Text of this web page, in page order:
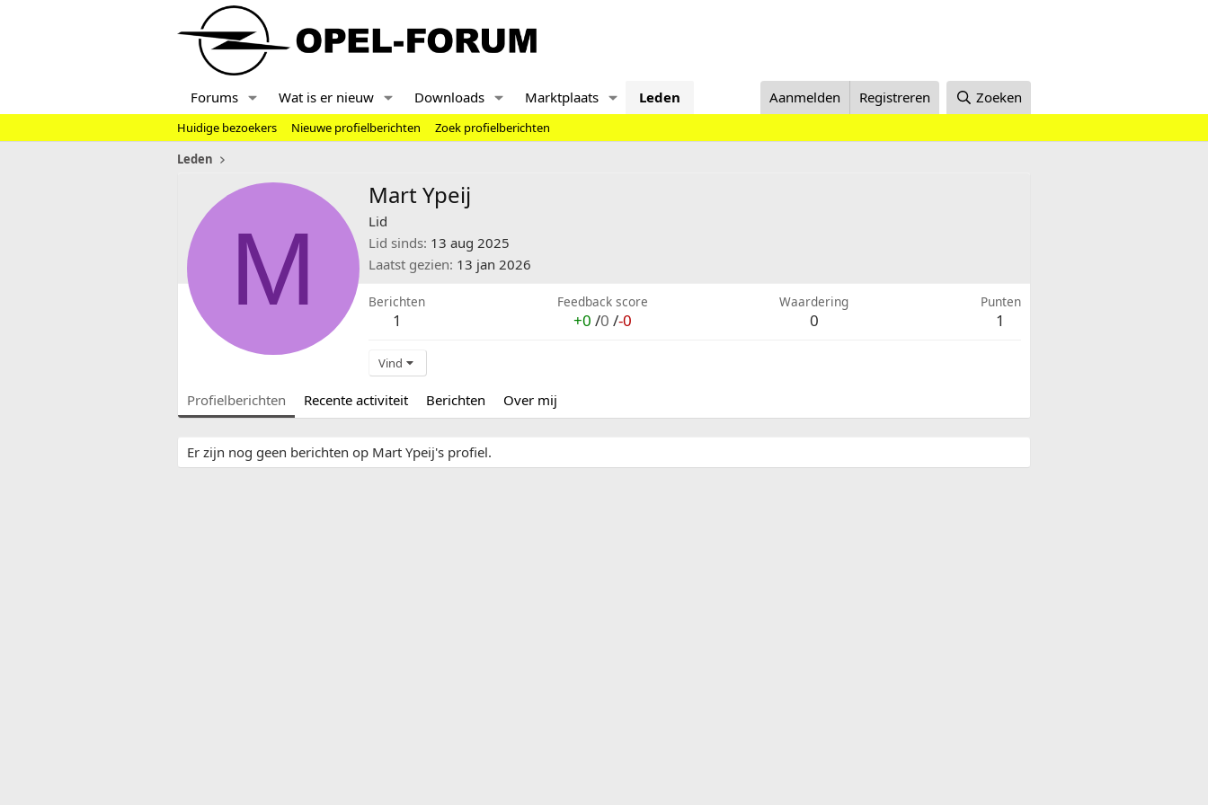
Forums Wat is er nieuw Downloads Marktplaats Leden Aanmelden Registreren Zoeken
Huidige bezoekers Nieuwe profielberichten
Zoek profielberichten
Leden
M
Mart Ypeij
Lid
Lid sinds 13 aug 2025
Laatst gezien 13 jan 2026
Berichten
1
Feedback score
+0 /0 /-0
Waardering
0
Punten
1
Vind
Profielberichten Recente activiteit Berichten Over mij
Er zijn nog geen berichten op Mart Ypeij's profiel.